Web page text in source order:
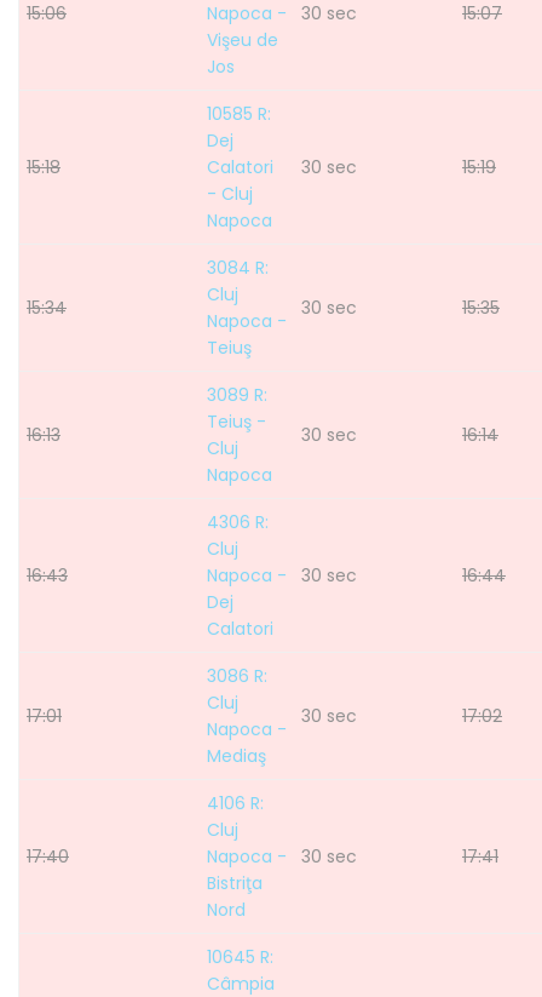
15:06
Napoca -
Vişeu de
Jos
30 sec 15:07
15:18
10585 R:
Dej
Calatori
- Cluj
Napoca
30 sec 15:19
15:34
3084 R:
Cluj
Napoca -
Teiuş
30 sec 15:35
16:13
3089 R:
Teiuş -
Cluj
Napoca
30 sec 16:14
16:43
4306 R:
Cluj
Napoca -
Dej
Calatori
30 sec 16:44
17:01
3086 R:
Cluj
Napoca -
Mediaş
30 sec 17:02
17:40
4106 R:
Cluj
Napoca -
Bistriţa
Nord
30 sec 17:41
10645 R:
Câmpia